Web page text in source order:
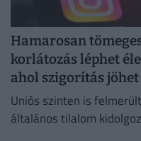
Hamarosan
korlátozás léphet
ahol szigorítás jöhet
Uniós szinten is
általános tilalom